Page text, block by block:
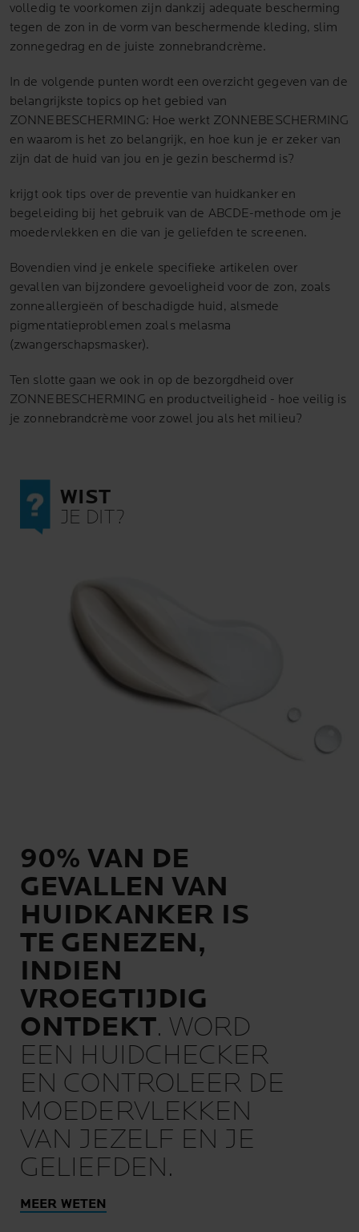
volledig te voorkomen zijn dankzij adequate bescherming
tegen de zon in de vorm van beschermende kleding, slim
zonnegedrag en de juiste zonnebrandcrème.
In de volgende punten wordt een overzicht gegeven van de
belangrijkste topics op het gebied van
ZONNEBESCHERMING: Hoe werkt ZONNEBESCHERMING
en waarom is het zo belangrijk, en hoe kun je er zeker van
zijn dat de huid van jou en je gezin beschermd is?
krijgt ook tips over de preventie van huidkanker en
begeleiding bij het gebruik van de ABCDE-methode om je
moedervlekken en die van je geliefden te screenen.
Bovendien vind je enkele specifieke artikelen over
gevallen van bijzondere gevoeligheid voor de zon, zoals
zonneallergieën of beschadigde huid, alsmede
pigmentatieproblemen zoals melasma
(zwangerschapsmasker).
Ten slotte gaan we ook in op de bezorgdheid over
ZONNEBESCHERMING en productveiligheid - hoe veilig is
je zonnebrandcrème voor zowel jou als het milieu?
WIST
JE DIT?
90% VAN DE
GEVALLEN VAN
HUIDKANKER IS
TE GENEZEN,
INDIEN
VROEGTIJDIG
ONTDEKT. WORD
EEN HUIDCHECKER
EN CONTROLEER DE
MOEDERVLEKKEN
VAN JEZELF EN JE
GELIEFDEN.
MEER WETEN